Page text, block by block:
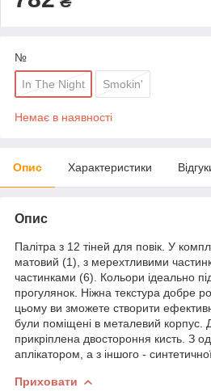
№
In The Night Smokin'
Немає в наявності
Опис Характеристики
Опис
Палітра з 12 тіней для повік. У
матовий (1), з мерехтливими
частинками (6). Кольори ідеально
прогулянок. Ніжна текстура добре
цьому ви зможете створити
були поміщені в металевий корпус.
прикріплена двостороння кисть. З
аплікатором, а з іншого -
Приховати